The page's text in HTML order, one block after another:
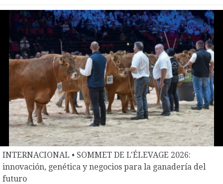
INTERNACIONAL • SOMMET DE L'ÉLEVAGE 2026:
innovación, genética y negocios para la ganadería del
futuro